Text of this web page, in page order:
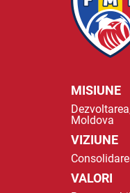
MISIUNE
Moldova
VIZIUNE
VALORI